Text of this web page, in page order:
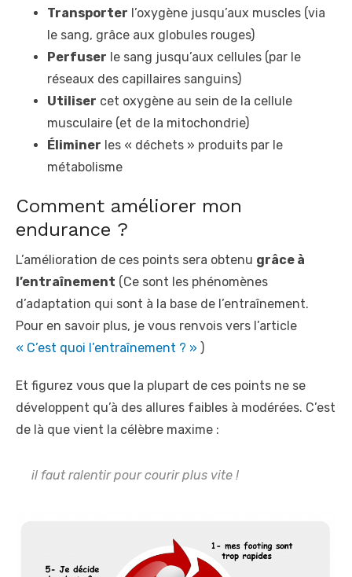
Transporter l’oxygène jusqu’aux muscles (via
le sang, grâce aux globules rouges)
Perfuser le sang jusqu’aux cellules (par le
réseaux des capillaires sanguins)
Utiliser cet oxygène au sein de la cellule
musculaire (et de la mitochondrie)
Éliminer les « déchets » produits par le
métabolisme
Comment améliorer mon
endurance ?
L’amélioration de ces points sera obtenu grâce à
l’entraînement (Ce sont les phénomènes
d’adaptation qui sont à la base de l’entraînement.
Pour en savoir plus, je vous renvois vers l’article
« C’est quoi l’entraînement ? » )
Et figurez vous que la plupart de ces points ne se
développent qu’à des allures faibles à modérées. C’est
de là que vient la célèbre maxime :
il faut ralentir pour courir plus vite !